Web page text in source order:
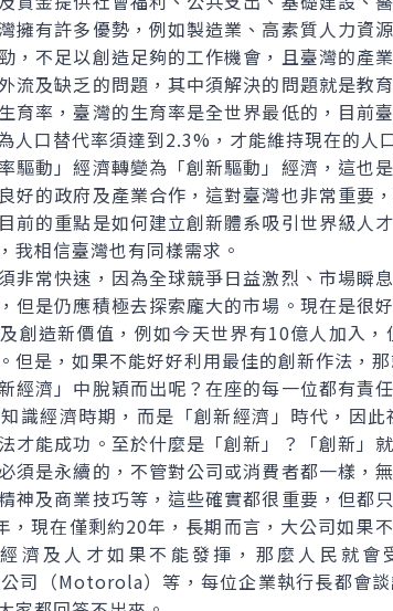
擁有許多優勢，例如製造業、高素質人力資
，不足以創造足夠的工作機會，且臺灣的產
流及缺乏的問題，其中須解決的問題就是教
育率，臺灣的生育率是全世界最低的，目前
人口替代率須達到2.3%，才能維持現在的人
動」經濟轉變為「創新驅動」經濟，這也
好的政府及產業合作，這對臺灣也非常重要
前的重點是如何建立創新體系吸引世界級人
我相信臺灣也有同樣需求。
常快速，因為全球競爭日益激烈、市場瞬
但是仍應積極去探索龐大的市場。現在是很
創造新價值，例如今天世界有10億人加入
但是，如果不能好好利用最佳的創新作法，
濟」中脫穎而出呢？在座的每一位都有責
識經濟時期，而是「創新經濟」時代，因
才能成功。至於什麼是「創新」？「創新」
須是永續的，不管對公司或消費者都一樣，
神及商業技巧等，這些確實都很重要，但都
，現在僅剩約20年，長期而言，大公司如果
濟及人才如果不能發揮，那麼人民就
公司（Motorola）等，每位企業執行長都會